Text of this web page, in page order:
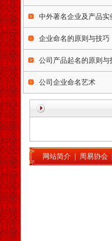
起名，天津起名塘沽
天津起名汉沽起名，天
名宝坻起名，天津起
起名，天津起名北辰起
名东丽起名，天津起名
起名， 天津 起名静海起
天津起名大师玄术子，
天津起名行业近年来
千家之多，包括起名公
的同时，起名客户要
伪，要找正规专业的
中外著名企业及产品实
企业命名的原则与技巧
公司产品起名的原则与
公司企业命名艺术
网站简介 周易协会